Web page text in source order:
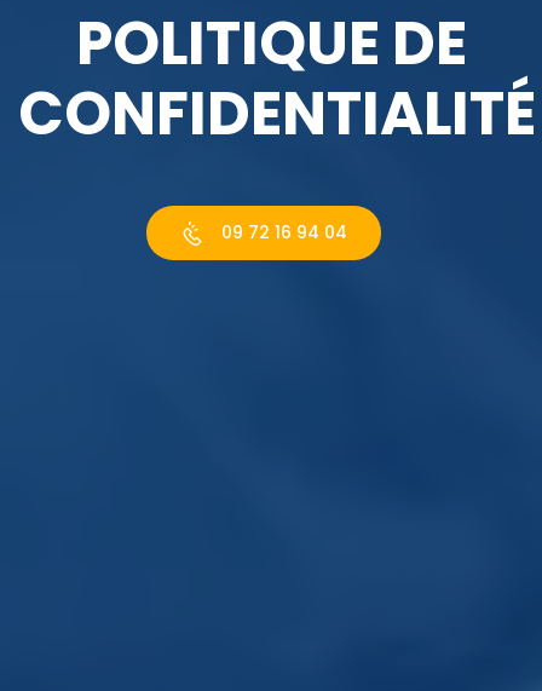
POLITIQUE DE
CONFIDENTIALITÉ
09 72 16 94 04